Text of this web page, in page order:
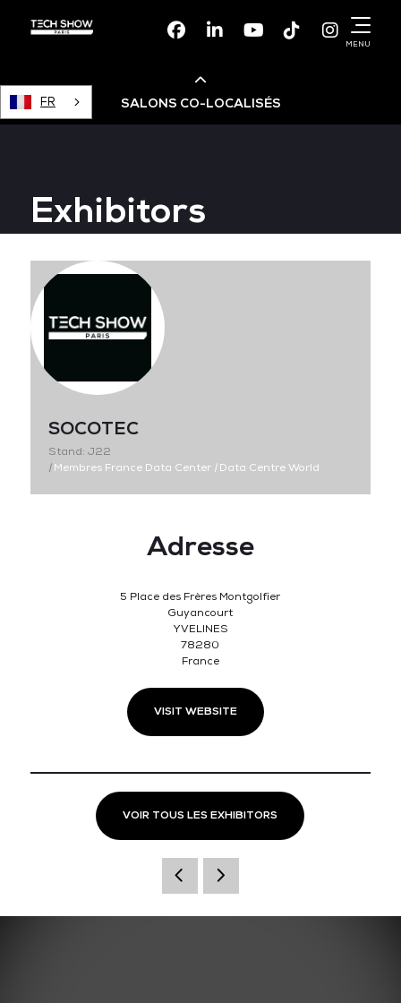
FacebookLinkedinYoutubeTikTok
MENU
FR SALONS CO-LOCALISÉS
Devops Live
Cloud & Cyber Security
Data & AI Leaders Summit
Data Centre World
Exhibitors
SOCOTEC
Stand: J22
|Membres France Data Center |Data Centre World
Adresse
5 Place des Frères Montgolfier
Guyancourt
YVELINES
78280
France
VISIT WEBSITE
VOIR TOUS LES EXHIBITORS